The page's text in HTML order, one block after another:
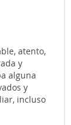
atento,
y
alguna
y
incluso